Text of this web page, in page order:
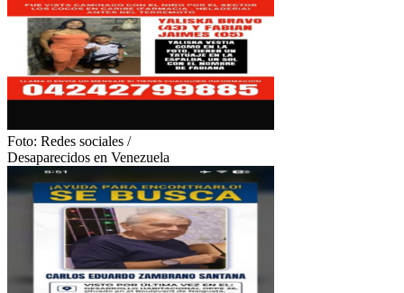
Foto: Redes sociales /
Desaparecidos en Venezuela